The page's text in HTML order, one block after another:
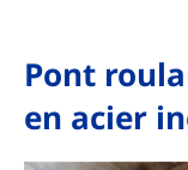
Pont
en acier